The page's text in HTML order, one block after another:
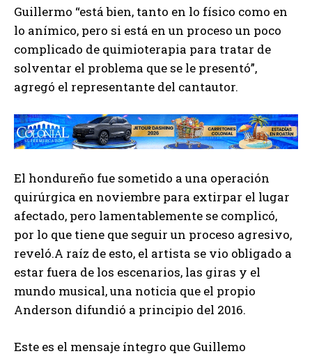
Guillermo “está bien, tanto en lo físico como en
lo anímico, pero si está en un proceso un poco
complicado de quimioterapia para tratar de
solventar el problema que se le presentó”,
agregó el representante del cantautor.
El hondureño fue sometido a una operación
quirúrgica en noviembre para extirpar el lugar
afectado, pero lamentablemente se complicó,
por lo que tiene que seguir un proceso agresivo,
reveló.A raíz de esto, el artista se vio obligado a
estar fuera de los escenarios, las giras y el
mundo musical, una noticia que el propio
Anderson difundió a principio del 2016.
Este es el mensaje íntegro que Guillemo